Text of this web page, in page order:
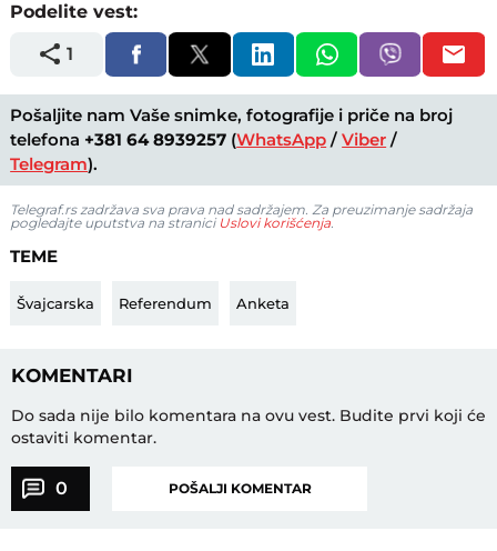
Podelite vest:
1
Pošaljite nam Vaše snimke, fotografije i priče na broj
telefona +381 64 8939257 (WhatsApp /Viber /
Telegram).
Telegraf.rs zadržava sva prava nad sadržajem. Za preuzimanje sadržaja
pogledajte uputstva na stranici Uslovi korišćenja.
TEME
Švajcarska Referendum Anketa
KOMENTARI
Do sada nije bilo komentara na ovu vest. Budite prvi koji će
ostaviti komentar.
0 POŠALJI KOMENTAR